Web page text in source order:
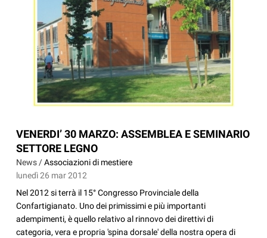
VENERDI’ 30 MARZO: ASSEMBLEA E SEMINARIO
SETTORE LEGNO
News /Associazioni di mestiere
lunedì 26 mar 2012
Nel 2012 si terrà il 15° Congresso Provinciale della
Confartigianato. Uno dei primissimi e più importanti
adempimenti, è quello relativo al rinnovo dei direttivi di
categoria, vera e propria 'spina dorsale' della nostra opera di